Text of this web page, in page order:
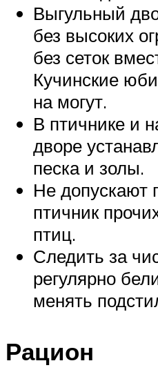
Выгульный
без высоких
без сеток
Кучинские
на могут.
В птичнике и
дворе
песка и золы.
Не допускают
птичник
птиц.
Следить за
регулярно
менять
Рацион